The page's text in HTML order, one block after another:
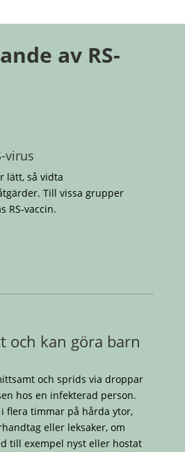
av RS-
virus
lätt, så vidta
Till vissa grupper
RS-vaccin.
och kan göra barn
och sprids via droppar
hos en infekterad person.
flera timmar på hårda ytor,
eller leksaker, om
till exempel nyst eller hostat